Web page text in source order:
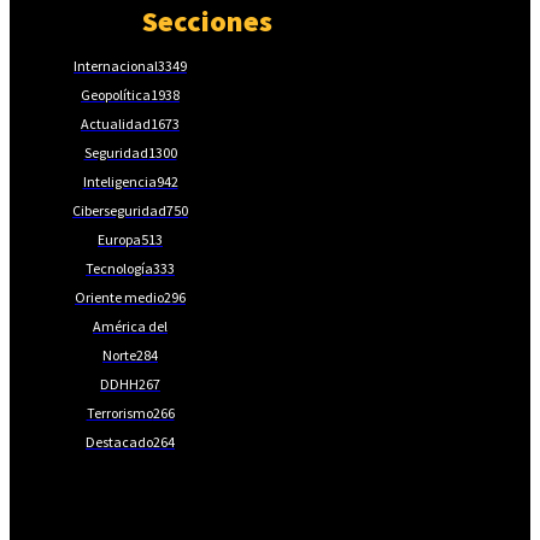
Secciones
Internacional3349
Geopolítica1938
Actualidad1673
Seguridad1300
Inteligencia942
Ciberseguridad750
Europa513
Tecnología333
Oriente medio296
América del
Norte284
DDHH267
Terrorismo266
Destacado264